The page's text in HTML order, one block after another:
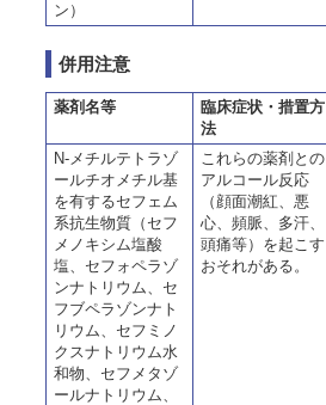
ン）
併用注意
薬剤名等
臨床症状・措置方
法
N-メチルテトラゾ
ールチオメチル基
を有するセフェム
系抗生物質（セフ
メノキシム塩酸
塩、セフォペラゾ
ンナトリウム、セ
フブペラゾンナト
リウム、セフミノ
クスナトリウム水
和物、セフメタゾ
ールナトリウム、
これらの薬剤との
アルコール反応
（顔面潮紅、悪
心、頻脈、多汗、
頭痛等）を起こす
おそれがある。